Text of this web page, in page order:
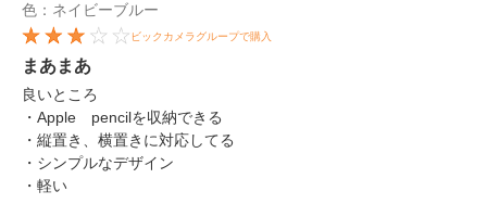
色：ネイビーブルー
ビックカメラグループで購入
まあまあ
良いところ
・Apple pencilを収納できる
・縦置き、横置きに対応してる
・シンプルなデザイン
・軽い